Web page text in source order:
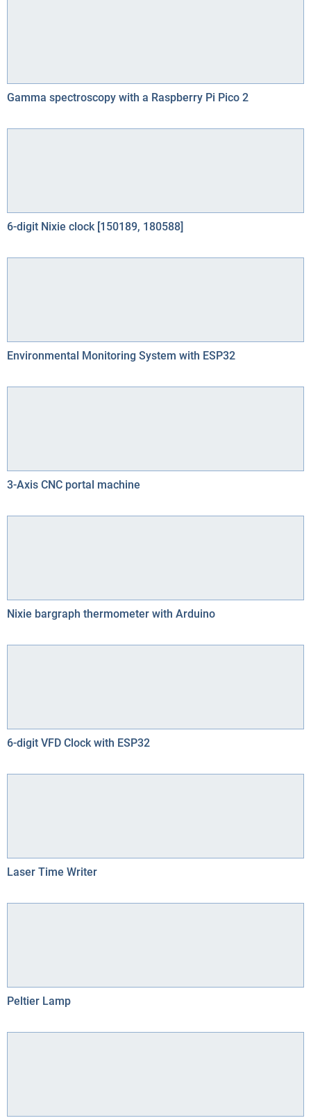
Gamma spectroscopy with a Raspberry Pi Pico 2
6-digit Nixie clock [150189, 180588]
Environmental Monitoring System with ESP32
3-Axis CNC portal machine
Nixie bargraph thermometer with Arduino
6-digit VFD Clock with ESP32
Laser Time Writer
Peltier Lamp